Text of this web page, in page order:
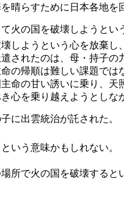
らすために日本各地を
火の国を破壊しようとい
ようという心を放棄し
れたのは、母・持子の
帰順は難しい課題では
の甘い誘いに乗り、天
心を乗り越えようとしな
に出雲統治が託された。
いう意味かもしれない。
で火の国を破壊すると